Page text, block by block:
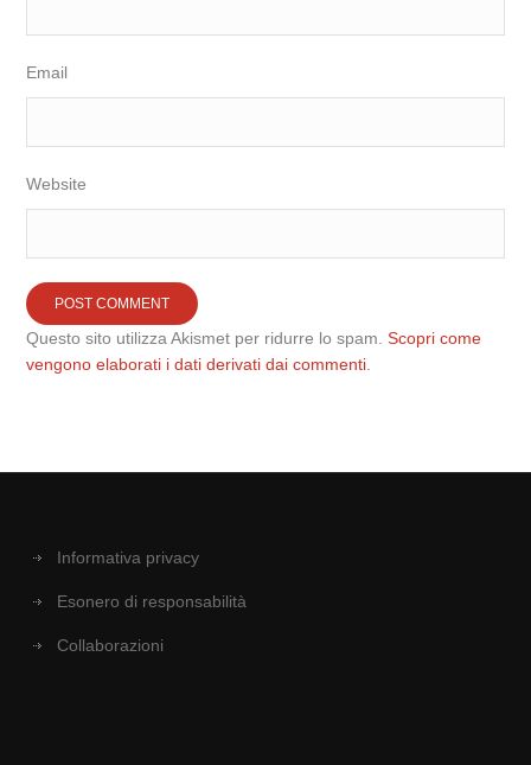
Email
Website
Questo sito utilizza Akismet per ridurre lo spam.Scopri come
vengono elaborati i dati derivati dai commenti
Informativa privacy
Esonero di responsabilità
Collaborazioni